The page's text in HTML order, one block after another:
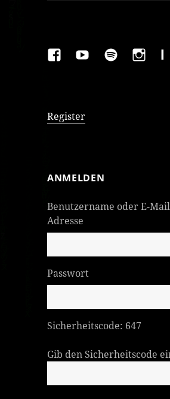
FAKEBOOK
YOUTUBESPOTIFY
Register
ANMELDEN
Benutzername oder E-
Adresse
Passwort
Sicherheitscode: 647
Gib den Sicherheitscode